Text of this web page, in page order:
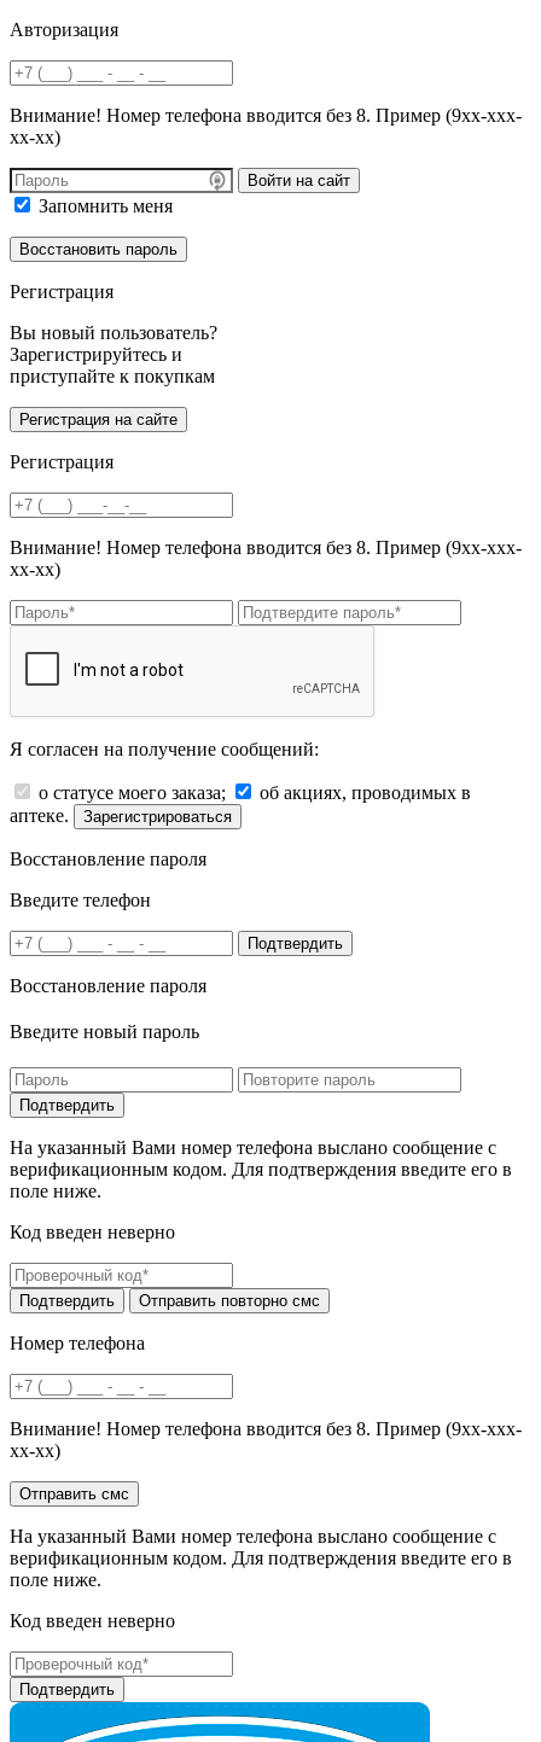
Авторизация
Внимание! Номер телефона вводится без 8. Пример (9хх-ххх-
хх-хх)
Войти на сайт
Запомнить меня
Регистрация
Вы новый пользователь?
Зарегистрируйтесь и
приступайте к покупкам
Регистрация
Внимание! Номер телефона вводится без 8. Пример (9хх-ххх-
хх-хх)
Я согласен на получение сообщений:
о статусе моего заказа;
об акциях, проводимых в
аптеке.
Зарегистрироваться
Восстановление пароля
Введите телефон
Подтвердить
Восстановление пароля
Введите новый пароль
На указанный Вами номер телефона выслано сообщение с
верификационным кодом. Для подтверждения введите его в
поле ниже.
Код введен неверно
Номер телефона
Внимание! Номер телефона вводится без 8. Пример (9хх-ххх-
хх-хх)
На указанный Вами номер телефона выслано сообщение с
верификационным кодом. Для подтверждения введите его в
поле ниже.
Код введен неверно